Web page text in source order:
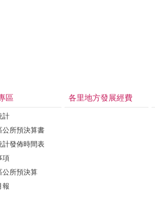
區
計
公所預決算書
計發佈時間表
項
公所預決算
報
各里地方發展經費